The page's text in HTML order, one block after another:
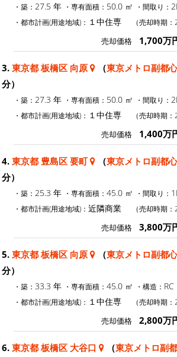
・築： 27.5 年 ・専有面積： 50.0 ㎡ ・間取り：
・都市計画(用途地域)： １中住専 （売却時期
売却価格 1,700万
3. 東京都 板橋区 向原 （東京メトロ副都
分）
・築： 27.3 年 ・専有面積： 50.0 ㎡ ・間取り：
・都市計画(用途地域)： １中住専 （売却時期
売却価格 1,400万
4. 東京都 豊島区 要町 （東京メトロ副都
分）
・築： 25.3 年 ・専有面積： 45.0 ㎡ ・間取り：
・都市計画(用途地域)： 近隣商業 （売却時期
売却価格 3,800万
5. 東京都 板橋区 向原 （東京メトロ副都
分）
・築： 33.3 年 ・専有面積： 45.0 ㎡ ・構造： RC
・都市計画(用途地域)： １中住専 （売却時期
売却価格 2,800万
6. 東京都 板橋区 大谷口 （東京メトロ副